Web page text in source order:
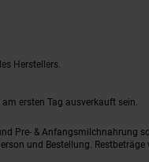
Herstellers.
ersten Tag ausverkauft sein.
Pre- & Anfangsmilchnahrung
und Bestellung.